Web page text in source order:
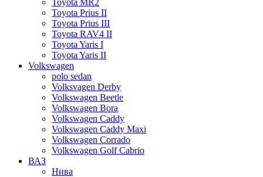
Toyota Prius II
Toyota Prius III
Toyota RAV4 II
Toyota Yaris I
Toyota Yaris II
Volkswagen
polo sedan
Volksvagen Derby
Volkswagen Beetle
Volkswagen Bora
Volkswagen Caddy
Volkswagen Caddy Maxi
Volkswagen Corrado
Volkswagen Golf Cabrio
ВАЗ
Нива